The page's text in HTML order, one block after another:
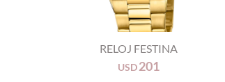
RELOJ FESTINA
USD 201